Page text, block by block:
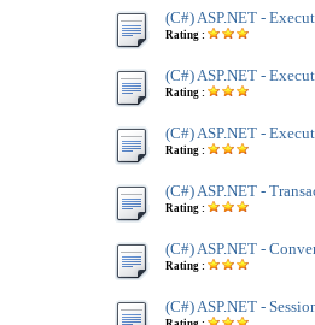
(C#) ASP.NET -
Rating :
(C#) ASP.NET -
Rating :
(C#) ASP.NET -
Rating :
(C#) ASP.NET -
Rating :
(C#) ASP.NET -
Rating :
(C#) ASP.NET -